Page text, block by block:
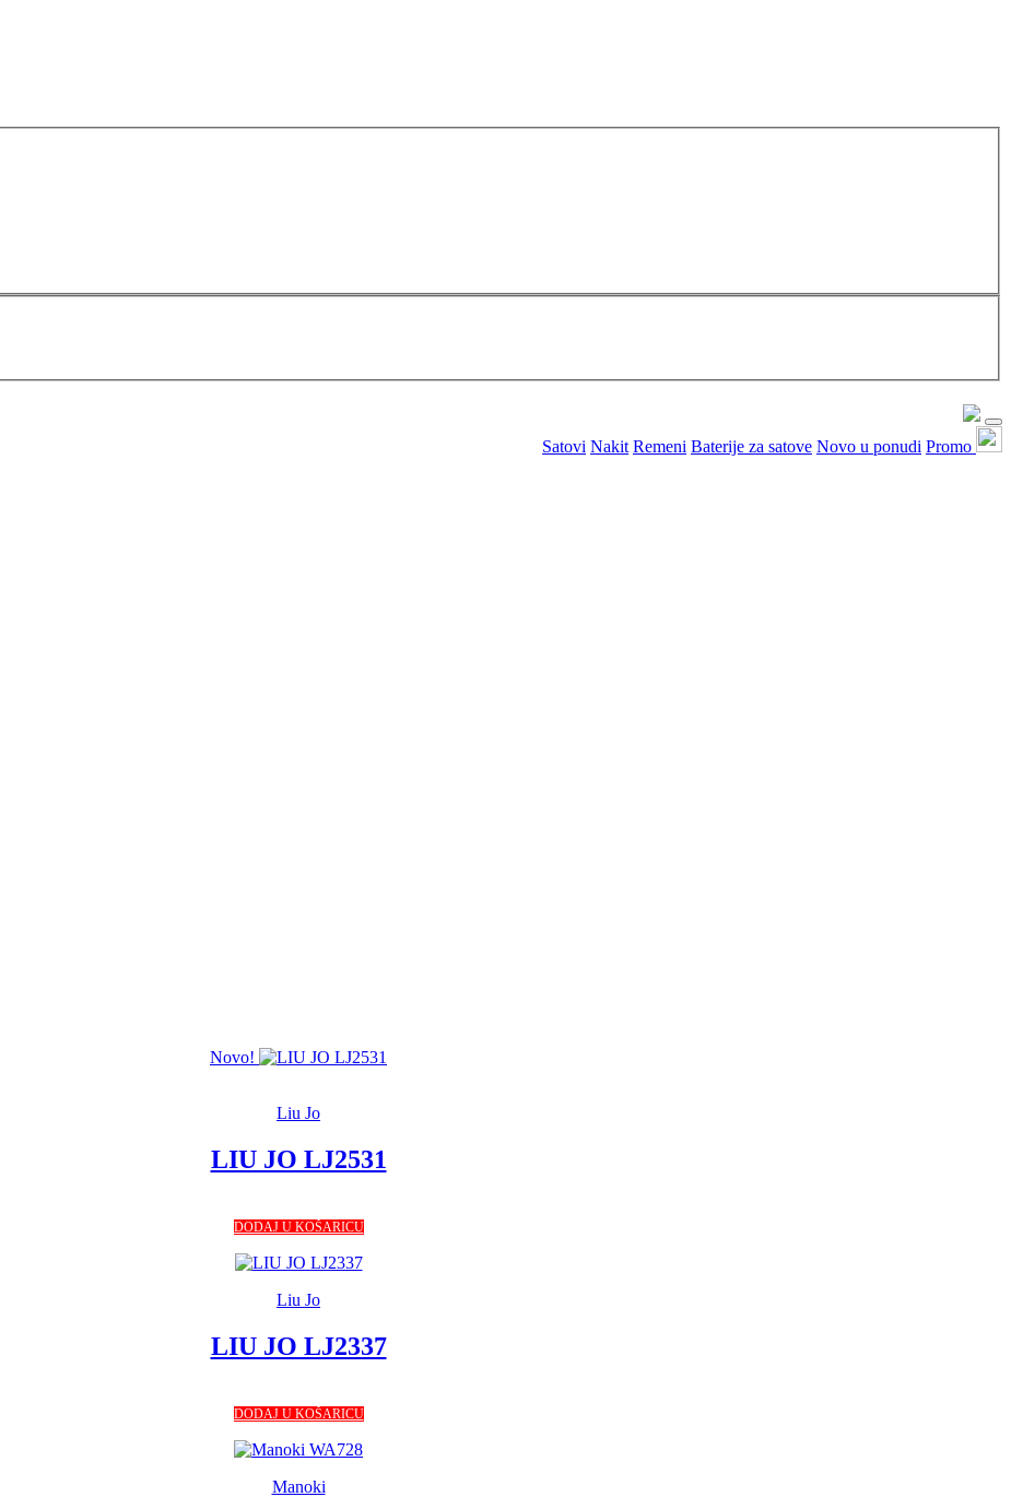
Satovi Nakit Remeni Baterije za satove Novo u ponudi Promo
Novo!
Liu Jo
LIU JO LJ2531
DODAJ U KOŠARICU
Liu Jo
LIU JO LJ2337
DODAJ U KOŠARICU
Manoki